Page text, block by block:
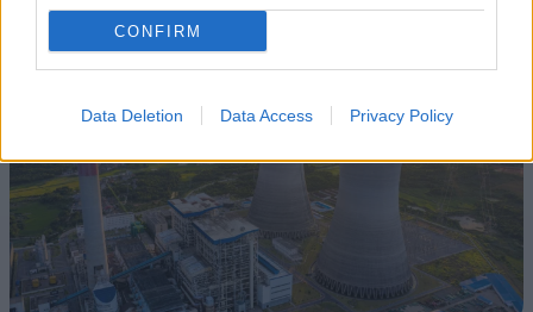
CONFIRM
Data Deletion Data Access Privacy Policy
ÉLŐ BOLYGÓNK